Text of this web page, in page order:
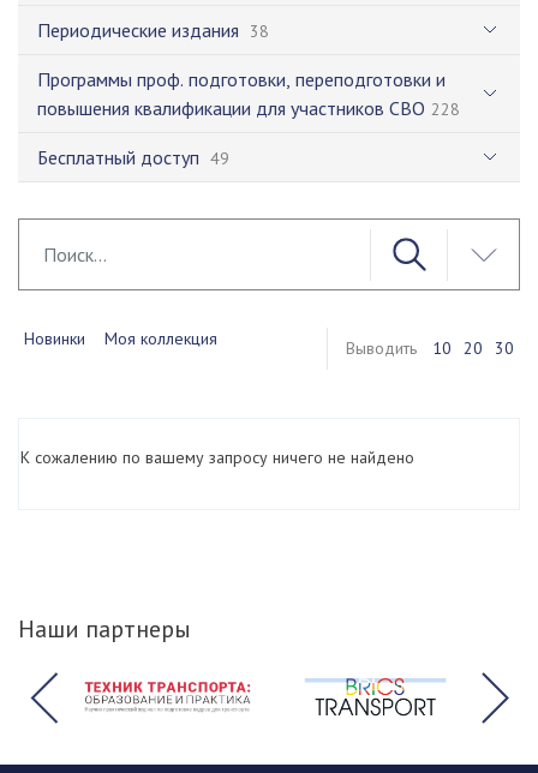
Периодические издания 38
Программы проф. подготовки, переподготовки и
повышения квалификации для участников СВО 228
Бесплатный доступ 49
Новинки Моя коллекция Выводить 10 20 30
К сожалению по вашему запросу ничего не найдено
Наши партнеры